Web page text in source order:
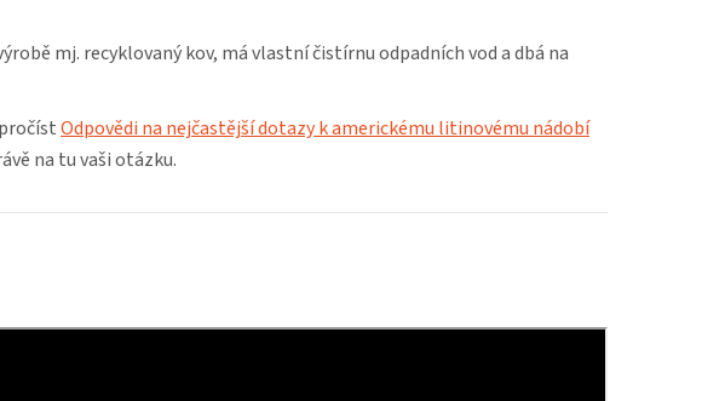
mj. recyklovaný kov, má vlastní čistírnu odpadních vod a dbá na
Odpovědi na nejčastější dotazy k americkému litinovému nádobí
na tu vaši otázku.